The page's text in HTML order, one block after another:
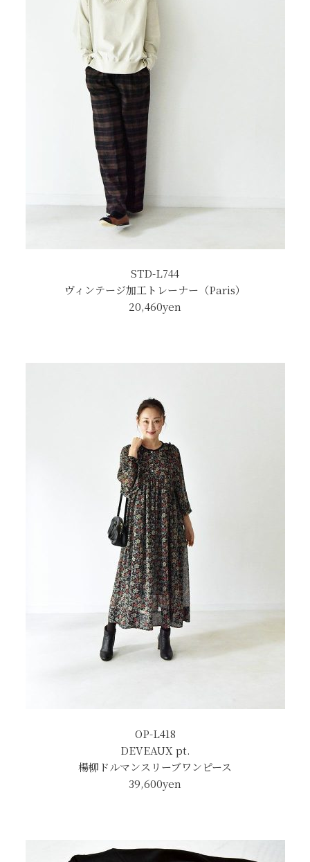
STD-L744
ヴィンテージ加工トレーナー（Paris）
20,460yen
OP-L418
DEVEAUX pt.
楊柳ドルマンスリーブワンピース
39,600yen